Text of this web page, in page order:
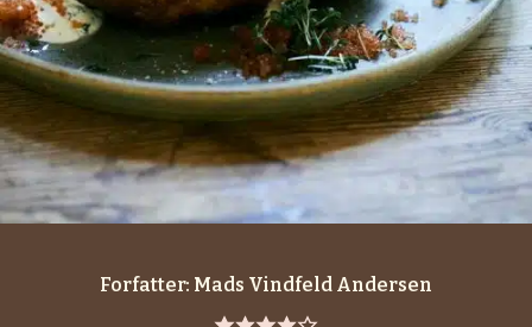
Forfatter: Mads Vindfeld Andersen